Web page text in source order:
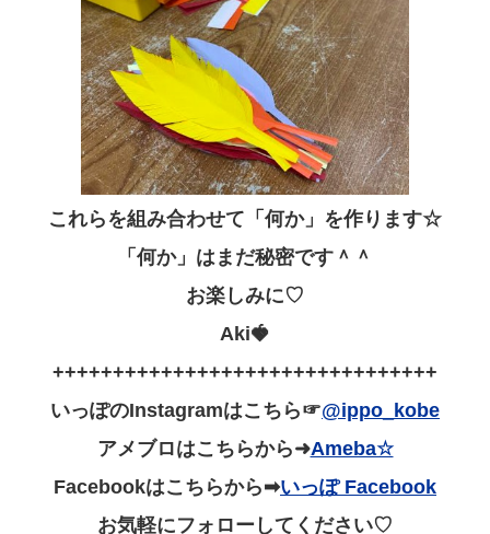
これらを組み合わせて「何か」を作ります☆
「何か」はまだ秘密です＾＾
お楽しみに♡
Aki🍓
++++++++++++++++++++++++++++++++
いっぽのInstagramはこちら☞@ippo_kobe
アメブロはこちらから➜Ameba☆
Facebookはこちらから➡いっぽ Facebook
お気軽にフォローしてください♡